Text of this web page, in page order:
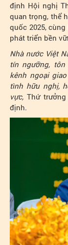
định Hội nghị
quan trọng, thể
quốc 2025,
phát triển bền
Nhà nước Việt
tín ngưỡng,
kênh ngoại
tình hữu nghị,
vực, Thứ
định.